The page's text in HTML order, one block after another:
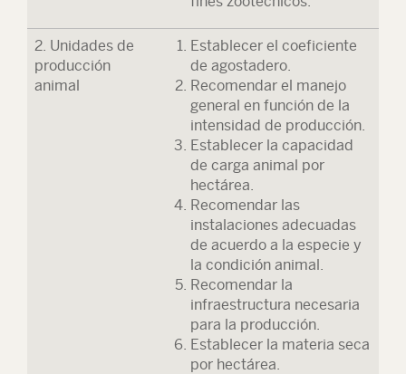
2. Unidades de
producción
animal
Establecer el coeficiente
de agostadero.
Recomendar el manejo
general en función de la
intensidad de producción.
Establecer la capacidad
de carga animal por
hectárea.
Recomendar las
instalaciones adecuadas
de acuerdo a la especie y
la condición animal.
Recomendar la
infraestructura necesaria
para la producción.
Establecer la materia seca
por hectárea.